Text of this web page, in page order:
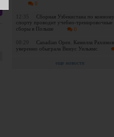
0
12:35
Сборная Узбекистана по конному
спорту проводит учебно-тренировочные
сборы в Польше
0
08:29
Canadian Open. Камилла
уверенно обыграла Винус Уильямс
еще новости